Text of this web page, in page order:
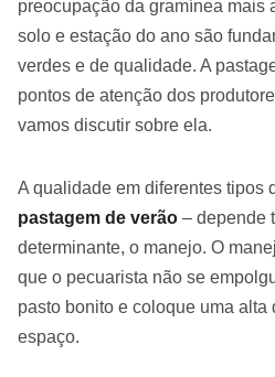
preocupação da gramínea mais
solo e estação do ano são
verdes e de qualidade. A
pontos de atenção dos
vamos discutir sobre ela.
A qualidade em diferentes tipos
pastagem de verão – depende
determinante, o manejo. O
que o pecuarista não se
pasto bonito e coloque uma
espaço.